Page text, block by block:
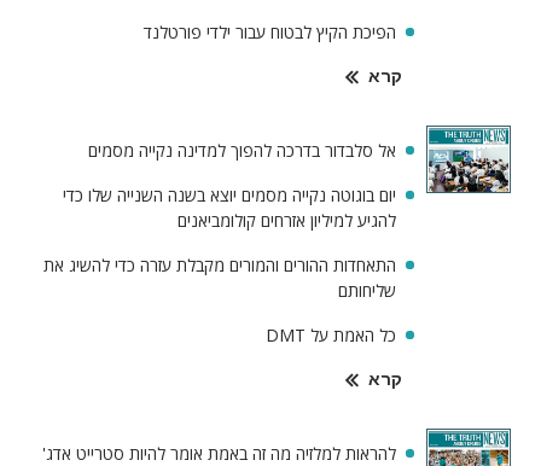
הפיכת הקיץ לבטוח עבור ילדי פורטלנד
קרא
אל סלבדור בדרכה להפוך למדינה נקייה מסמים
יום בוגוטה נקייה מסמים יוצא בשנה השנייה שלו כדי
להגיע למיליון אזרחים קולומביאנים
התאחדות ההורים והמורים מקבלת עזרה כדי להשיג את
שליחותם
כל האמת על DMT
קרא
להראות למלזיה מה זה באמת אומר להיות סטרייט אדג'